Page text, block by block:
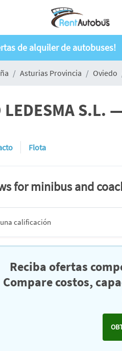
de alquiler de autobuses!
Asturias Provincia Oviedo
LEDESMA
Flota
for minibus and
calificación
Reciba ofertas
Compare costos,